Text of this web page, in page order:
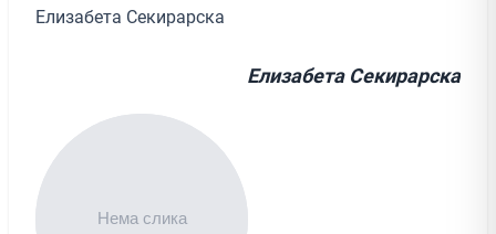
Елизабета Секирарска
Елизабета Секирарска